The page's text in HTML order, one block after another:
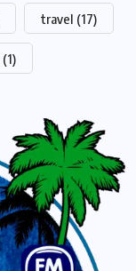
travel (17)
(1)